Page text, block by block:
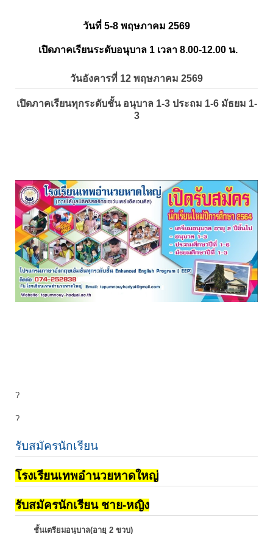
วันที่ 5-8 พฤษภาคม 2569
เปิดภาคเรียนระดับอนุบาล 1 เวลา 8.00-12.00 น.
วันอังคารที่ 12 พฤษภาคม 2569
เปิดภาคเรียนทุกระดับชั้น อนุบาล 1-3 ประถม 1-6 มัธยม 1-
3
?
?
รับสมัครนักเรียน
โรงเรียนเทพอำนวยหาดใหญ่
รับสมัครนักเรียน ชาย-หญิง
ชั้นเตรียมอนุบาล(อายุ 2 ขวบ)